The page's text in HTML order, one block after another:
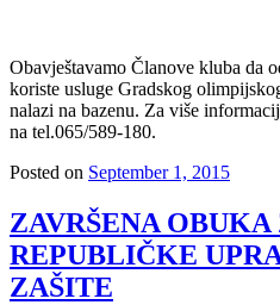
Obavještavamo Članove kluba da
koriste usluge Gradskog
nalazi na bazenu. Za više
na tel.065/589-180.
Posted on September 1, 2015
ZAVRŠENA
REPUBLIČKE
ZAŠITE